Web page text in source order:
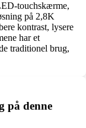
touchskærme,
på 2,8K
kontrast, lysere
har et
traditionel brug,
på denne